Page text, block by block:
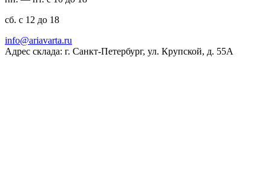
сб. с 12 до 18
ur.atravaira@ofni
Адрес склада: г. Санкт-Петербург, ул. Крупской, д. 55А